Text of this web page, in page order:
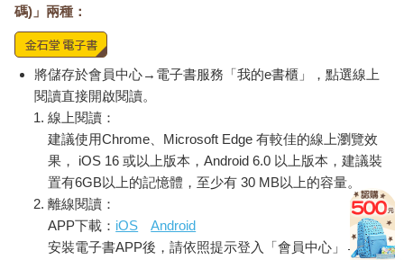
碼)」兩種：
將儲存於會員中心→電子書服務「我的e書櫃」，點選線上
閱讀直接開啟閱讀。
線上閱讀：
建議使用Chrome、Microsoft Edge 有較佳的線上瀏覽效
果， iOS 16 或以上版本，Android 6.0 以上版本，建議裝
置有6GB以上的記憶體，至少有 30 MB以上的容量。
離線閱讀：
APP下載： iOS
Android
安裝電子書APP後，請依照提示登入「會員中心」→「我